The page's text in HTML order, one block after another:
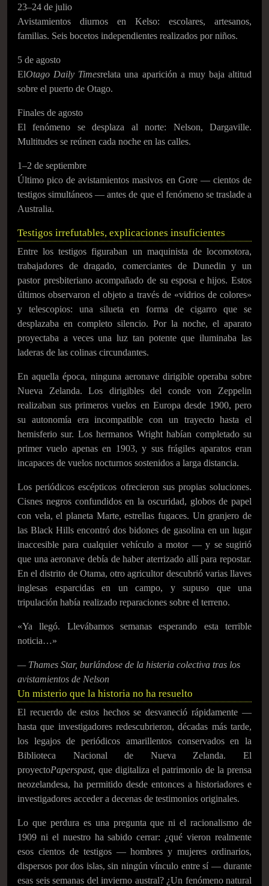
23–24 de julio
Avistamientos diurnos en Kelso: escolares, artesanos,
familias. Seis bocetos independientes realizados por niños.
5 de agosto
ElOtago Daily Timesrelata una aparición a muy baja altitud
sobre el puerto de Otago.
Finales de agosto
El fenómeno se desplaza al norte: Nelson, Dargaville.
Multitudes se reúnen cada noche en las calles.
1–2 de septiembre
Último pico de avistamientos masivos en Gore — cientos de
testigos simultáneos — antes de que el fenómeno se traslade a
Australia.
Testigos irrefutables, explicaciones insuficientes
Entre los testigos figuraban un maquinista de locomotora,
trabajadores de dragado, comerciantes de Dunedin y un
pastor presbiteriano acompañado de su esposa e hijos. Estos
últimos observaron el objeto a través de «vidrios de colores»
y telescopios: una silueta en forma de cigarro que se
desplazaba en completo silencio. Por la noche, el aparato
proyectaba a veces una luz tan potente que iluminaba las
laderas de las colinas circundantes.
En aquella época, ninguna aeronave dirigible operaba sobre
Nueva Zelanda. Los dirigibles del conde von Zeppelin
realizaban sus primeros vuelos en Europa desde 1900, pero
su autonomía era incompatible con un trayecto hasta el
hemisferio sur. Los hermanos Wright habían completado su
primer vuelo apenas en 1903, y sus frágiles aparatos eran
incapaces de vuelos nocturnos sostenidos a larga distancia.
Los periódicos escépticos ofrecieron sus propias soluciones.
Cisnes negros confundidos en la oscuridad, globos de papel
con vela, el planeta Marte, estrellas fugaces. Un granjero de
las Black Hills encontró dos bidones de gasolina en un lugar
inaccesible para cualquier vehículo a motor — y se sugirió
que una aeronave debía de haber aterrizado allí para repostar.
En el distrito de Otama, otro agricultor descubrió varias llaves
inglesas esparcidas en un campo, y supuso que una
tripulación había realizado reparaciones sobre el terreno.
«Ya llegó. Llevábamos semanas esperando esta terrible
noticia…»
— Thames Star, burlándose de la histeria colectiva tras los
avistamientos de Nelson
Un misterio que la historia no ha resuelto
El recuerdo de estos hechos se desvaneció rápidamente —
hasta que investigadores redescubrieron, décadas más tarde,
los legajos de periódicos amarillentos conservados en la
Biblioteca Nacional de Nueva Zelanda. El
proyectoPaperspast, que digitaliza el patrimonio de la prensa
neozelandesa, ha permitido desde entonces a historiadores e
investigadores acceder a decenas de testimonios originales.
Lo que perdura es una pregunta que ni el racionalismo de
1909 ni el nuestro ha sabido cerrar: ¿qué vieron realmente
esos cientos de testigos — hombres y mujeres ordinarios,
dispersos por dos islas, sin ningún vínculo entre sí — durante
esas seis semanas del invierno austral? ¿Un fenómeno natural